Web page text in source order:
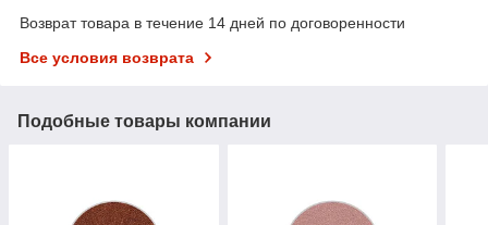
Возврат товара в течение 14 дней по договоренности
Все условия возврата
Подобные товары компании